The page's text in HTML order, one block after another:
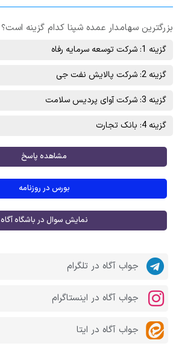
بزرگترین سهامدار عمده شپنا کدام گزینه است؟
گزینه 1: شركت توسعه سرمايه رفاه
گزینه 2: شركت پالايش نفت جی
گزینه 3: شركت آوای پرديس سلامت
گزینه 4: بانک تجارت
مشاهده پاسخ
بورس در روزنامه
نمایش سوال در باشگاه آگاه
جواب آگاه در تلگرام
جواب آگاه در اینستاگرام
جواب آگاه در ایتا